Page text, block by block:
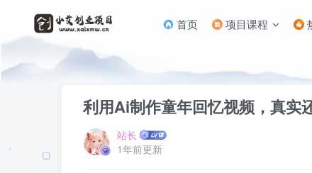
首页 项目课程
首页 AI技术 正文
利用Ai制作童年回忆视频，真实
站长
1年前更新